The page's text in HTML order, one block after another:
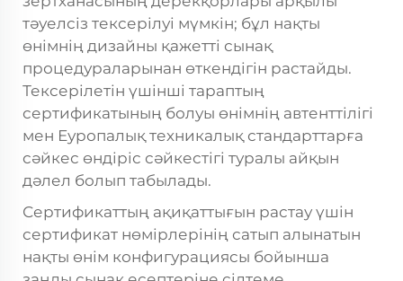
тәуелсіз тексерілуі мүмкін; бұл нақты
өнімнің дизайны қажетті сынақ
процедураларынан өткендігін растайды.
Тексерілетін үшінші тараптың
сертификатының болуы өнімнің автенттілігі
мен Еуропалық техникалық стандарттарға
сәйкес өндіріс сәйкестігі туралы айқын
дәлел болып табылады.
Сертификаттың ақиқаттығын растау үшін
сертификат нөмірлерінің сатып алынатын
нақты өнім конфигурациясы бойынша